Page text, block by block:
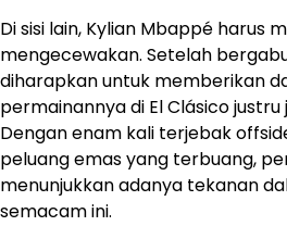
Di sisi lain, Kylian Mbappé harus
mengecewakan. Setelah
diharapkan untuk memberikan
permainannya di El Clásico
Dengan enam kali terjebak
peluang emas yang terbuang,
menunjukkan adanya tekanan
semacam ini.